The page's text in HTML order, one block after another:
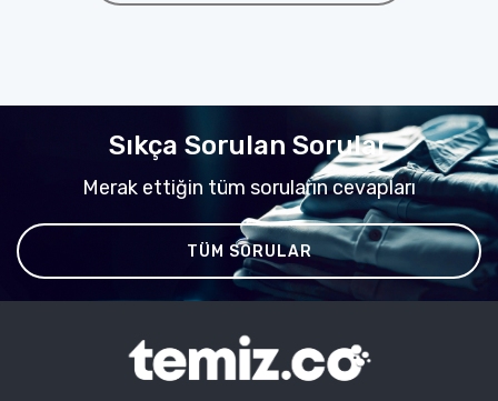
Sıkça Sorulan Sorular
Merak ettiğin tüm soruların cevapları
TÜM SORULAR